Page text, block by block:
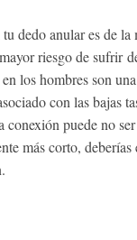
dedo anular es de
riesgo de sufrir
los hombres son
con las bajas
puede no
más corto,